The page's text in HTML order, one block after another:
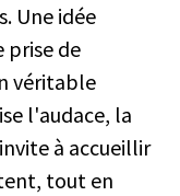
Une idée
prise de
véritable
l'audace, la
à accueillir
tout en